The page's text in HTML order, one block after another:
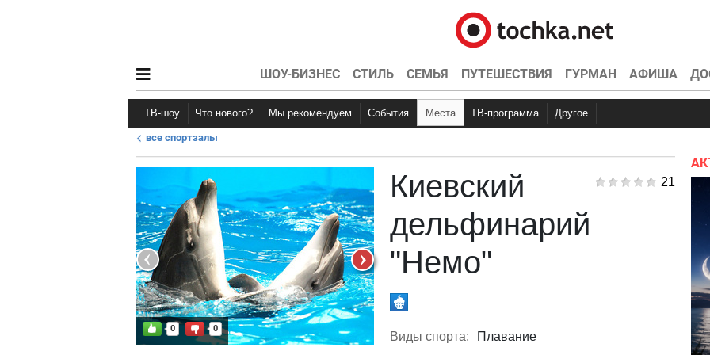
ШОУ-БИЗНЕС СТИЛЬ СЕМЬЯ ПУТЕШЕСТВИЯ ГУРМАН АФИША
ТВ-шоу Что нового?
Новости афиши
Мы рекомендуем События Места ТВ-программа Другое
все спортзалы
0 0
21
Киевский
дельфинарий
"Немо"
Виды спорта:
Плавание